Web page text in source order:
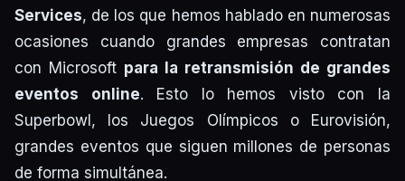
Services, de los que hemos hablado en numerosas
ocasiones cuando grandes empresas contratan
con Microsoft para la retransmisión de grandes
eventos online. Esto lo hemos visto con la
Superbowl, los Juegos Olímpicos o Eurovisión,
grandes eventos que siguen millones de personas
de forma simultánea.